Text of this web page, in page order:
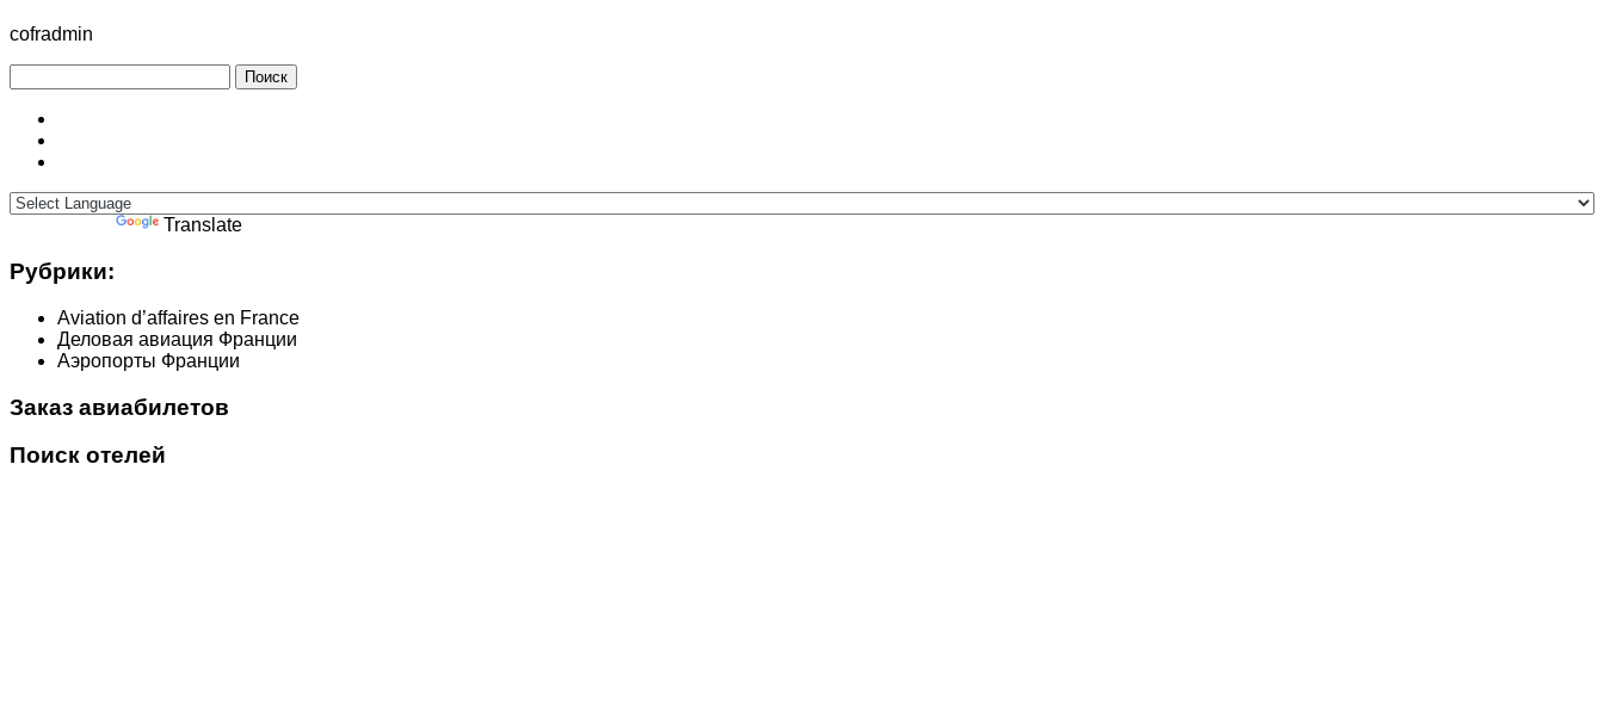
cofradmin
Translate
Рубрики:
Aviation d’affaires en France
Деловая авиация Франции
Аэропорты Франции
Заказ авиабилетов
Поиск отелей